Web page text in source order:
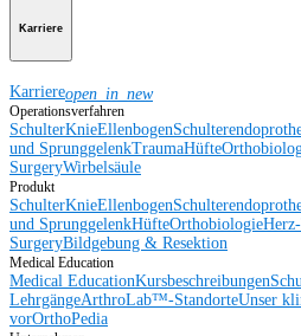
Karriere
Karriereopen_in_new
Operationsverfahren
SchulterKnieEllenbogen
und SprunggelenkTraumaHüfte
SurgeryWirbelsäule
Produkt
SchulterKnieEllenbogen
und SprunggelenkHüfteOrthobiologie
SurgeryBildgebung & Resektion
Medical Education
Medical EducationKursbeschreibungen
LehrgängeArthroLab™-StandorteUnser
vorOrthoPedia